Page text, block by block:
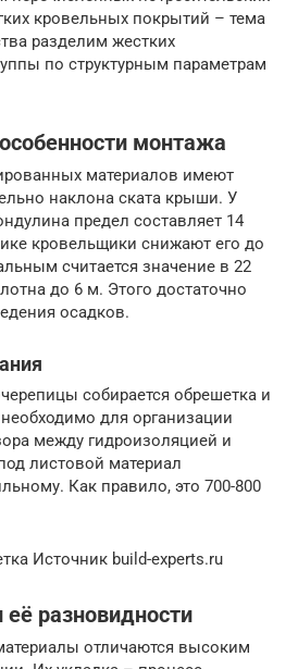
кровельных покрытий – тема
разделим жестких
по структурным параметрам
монтажа
материалов имеют
наклона ската крыши. У
предел составляет 14
кровельщики снижают его до
считается значение в 22
до 6 м. Этого достаточно
осадков.
собирается обрешетка и
для организации
между гидроизоляцией и
листовой материал
Как правило, это 700-800
Источник build-experts.ru
разновидности
отличаются высоким